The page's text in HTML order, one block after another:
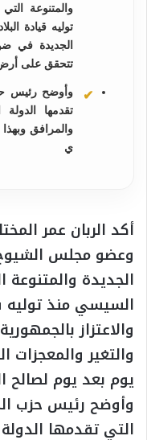
والمتنوعة
توليه قيادة
الجديدة في
تتحقق على أرض
وأوضح رئيس
تقدمها
والمرافق
ي
أكد الربان عمر
وعضو مجلس
الجديدة والمتنوعة
السيسي منذ توليه
والاعتزاز
والتغير
يوم بعد يوم لصالح
وأوضح رئيس حزب
التي تقدمها